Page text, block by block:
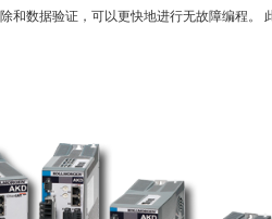
和数据验证，可以更快地进行无故障编程。